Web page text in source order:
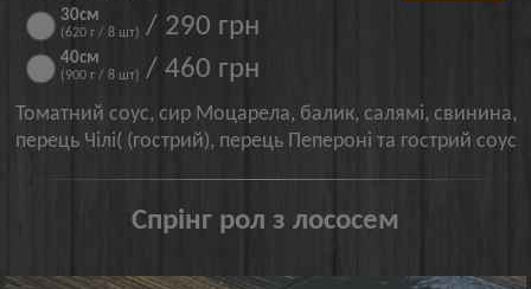
30см
(620 г / 8 шт) / 290 грн
40см
(900 г / 8 шт) / 460 грн
Томатний соус, сир Моцарела, балик, салямі, свинина,
перець Чілі( (гострий), перець Пепероні та гострий соус
Спрінг рол з лососем